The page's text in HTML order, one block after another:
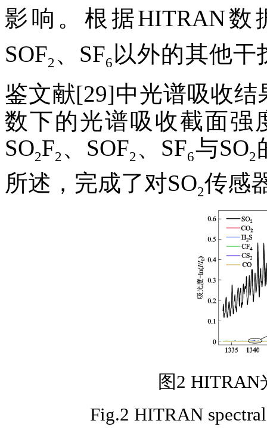
影响。根据HITRAN数
SOF2 、SF6以外的其他干
鉴文献[29]中光谱吸收结
数下的光谱吸收截面强
SO2F2 、SOF2 、SF6与SO2
所述，完成了对SO2传感
图2
Fig.2 HITRAN